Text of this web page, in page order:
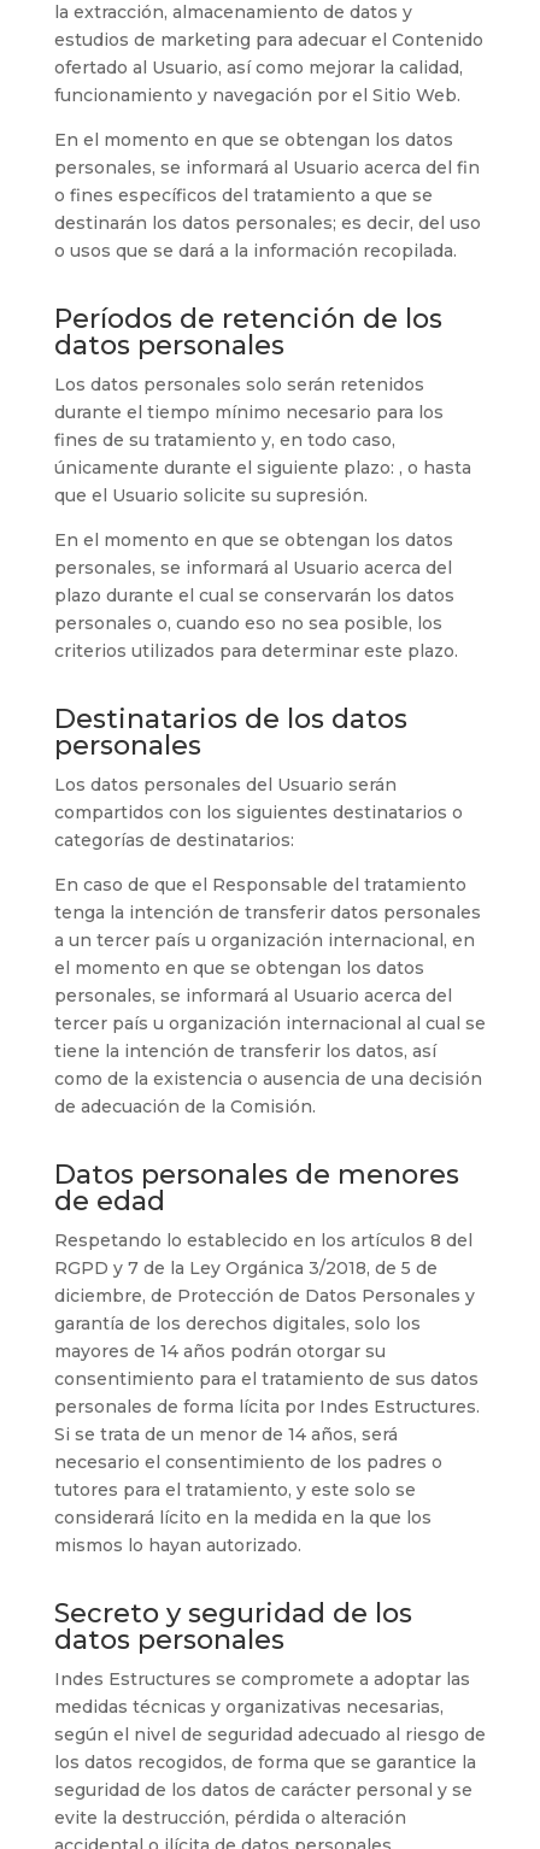
la extracción, almacenamiento de datos y
estudios de marketing para adecuar el Contenido
ofertado al Usuario, así como mejorar la calidad,
funcionamiento y navegación por el Sitio Web.
En el momento en que se obtengan los datos
personales, se informará al Usuario acerca del fin
o fines específicos del tratamiento a que se
destinarán los datos personales; es decir, del uso
o usos que se dará a la información recopilada.
Períodos de retención de los
datos personales
Los datos personales solo serán retenidos
durante el tiempo mínimo necesario para los
fines de su tratamiento y, en todo caso,
únicamente durante el siguiente plazo: , o hasta
que el Usuario solicite su supresión.
En el momento en que se obtengan los datos
personales, se informará al Usuario acerca del
plazo durante el cual se conservarán los datos
personales o, cuando eso no sea posible, los
criterios utilizados para determinar este plazo.
Destinatarios de los datos
personales
Los datos personales del Usuario serán
compartidos con los siguientes destinatarios o
categorías de destinatarios:
En caso de que el Responsable del tratamiento
tenga la intención de transferir datos personales
a un tercer país u organización internacional, en
el momento en que se obtengan los datos
personales, se informará al Usuario acerca del
tercer país u organización internacional al cual se
tiene la intención de transferir los datos, así
como de la existencia o ausencia de una decisión
de adecuación de la Comisión.
Datos personales de menores
de edad
Respetando lo establecido en los artículos 8 del
RGPD y 7 de la Ley Orgánica 3/2018, de 5 de
diciembre, de Protección de Datos Personales y
garantía de los derechos digitales, solo los
mayores de 14 años podrán otorgar su
consentimiento para el tratamiento de sus datos
personales de forma lícita por Indes Estructures.
Si se trata de un menor de 14 años, será
necesario el consentimiento de los padres o
tutores para el tratamiento, y este solo se
considerará lícito en la medida en la que los
mismos lo hayan autorizado.
Secreto y seguridad de los
datos personales
Indes Estructures se compromete a adoptar las
medidas técnicas y organizativas necesarias,
según el nivel de seguridad adecuado al riesgo de
los datos recogidos, de forma que se garantice la
seguridad de los datos de carácter personal y se
evite la destrucción, pérdida o alteración